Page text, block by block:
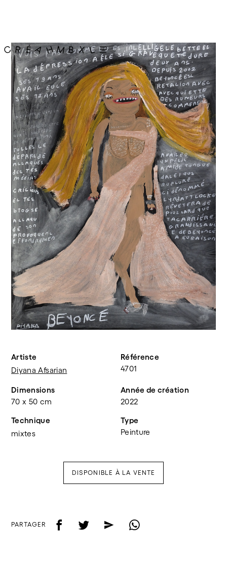
Artiste
Diyana Afsarian
Référence
4701
Dimensions
70 x 50 cm
Année de création
2022
Technique
mixtes
Type
Peinture
DISPONIBLE À LA VENTE
PARTAGER f t e w